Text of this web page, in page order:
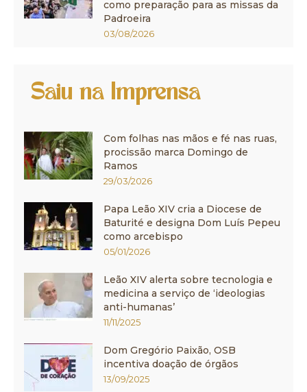
como preparação para as missas da
Padroeira
03/08/2026
Saiu na Imprensa
Com folhas nas mãos e fé nas ruas,
procissão marca Domingo de
Ramos
29/03/2026
Papa Leão XIV cria a Diocese de
Baturité e designa Dom Luís Pepeu
como arcebispo
05/01/2026
Leão XIV alerta sobre tecnologia e
medicina a serviço de ‘ideologias
anti-humanas’
11/11/2025
Dom Gregório Paixão, OSB
incentiva doação de órgãos
13/09/2025